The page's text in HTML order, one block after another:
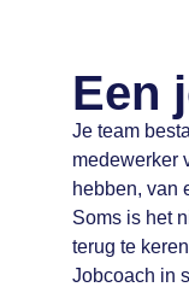
Een
Je team
medewerker
hebben, van
Soms is het
terug te
Jobcoach in